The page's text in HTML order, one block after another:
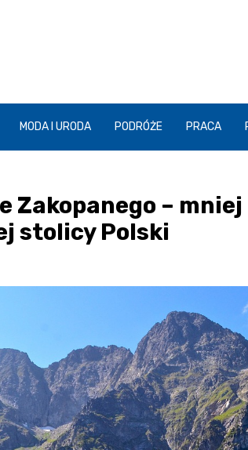
MODA I URODA PODRÓŻE PRACA
Zakopanego –
stolicy Polski